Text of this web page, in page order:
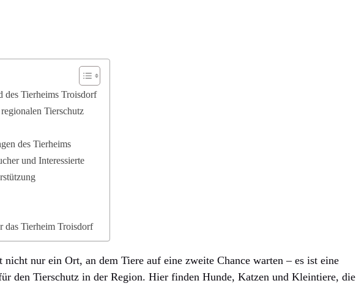
des Tierheims Troisdorf
Tierschutz
des Tierheims
und Interessierte
das Tierheim Troisdorf
nur ein Ort, an dem Tiere auf eine zweite Chance warten – es ist eine
den Tierschutz in der Region. Hier finden Hunde, Katzen und Kleintiere, die